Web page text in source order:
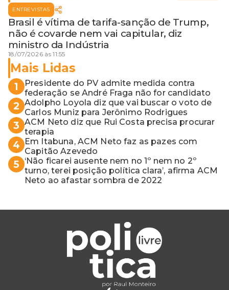
ENTREVISTAS
Brasil é vítima de tarifa-sanção de Trump,
não é covarde nem vai capitular, diz
ministro da Indústria
18/07/2026 às 11:55
Mais Lidas
1
Presidente do PV admite medida contra
federação se André Fraga não for candidato
2 Adolpho Loyola diz que vai buscar o voto de
Carlos Muniz para Jerônimo Rodrigues
3 ACM Neto diz que Rui Costa precisa procurar
terapia
4
Em Itabuna, ACM Neto faz as pazes com
Capitão Azevedo
5
‘Não ficarei ausente nem no 1º nem no 2º
turno, terei posição política clara’, afirma ACM
Neto ao afastar sombra de 2022